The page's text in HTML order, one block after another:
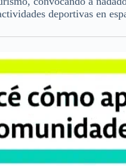
deportivas en